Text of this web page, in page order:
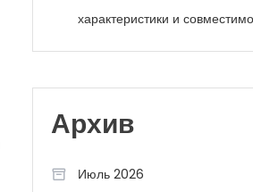
характеристики и
Архив
Июль 2026